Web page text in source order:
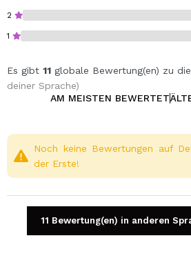
2
1
Es gibt 11 globale Bewertung(en) zu
deiner Sprache)
AM MEISTEN BEWERTET
Noch keine Bewertungen auf
der Erste!
11 Bewertung(en) in anderen